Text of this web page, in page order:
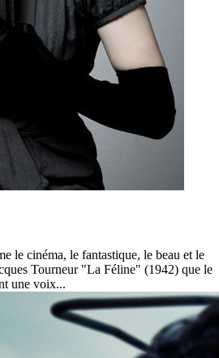
le cinéma, le fantastique, le beau et le
Tourneur "La Féline" (1942) que le
une voix...